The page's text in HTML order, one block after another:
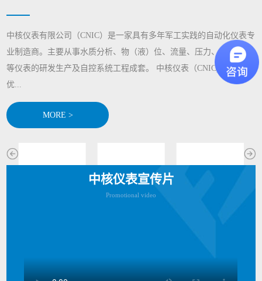
中核仪表有限公司（CNIC）是一家具有多年军工实践的自动化仪表专
业制造商。主要从事水质分析、物（液）位、流量、压力、显示记录
等仪表的研发生产及自控系统工程成套。 中核仪表（CNIC)通过整合
优...
MORE >
中核仪表宣传片
Promotional video